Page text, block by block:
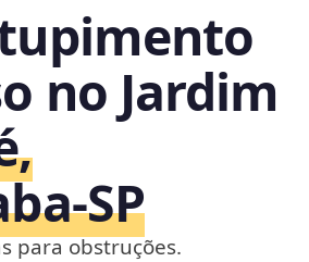
no Jardim
para obstruções.